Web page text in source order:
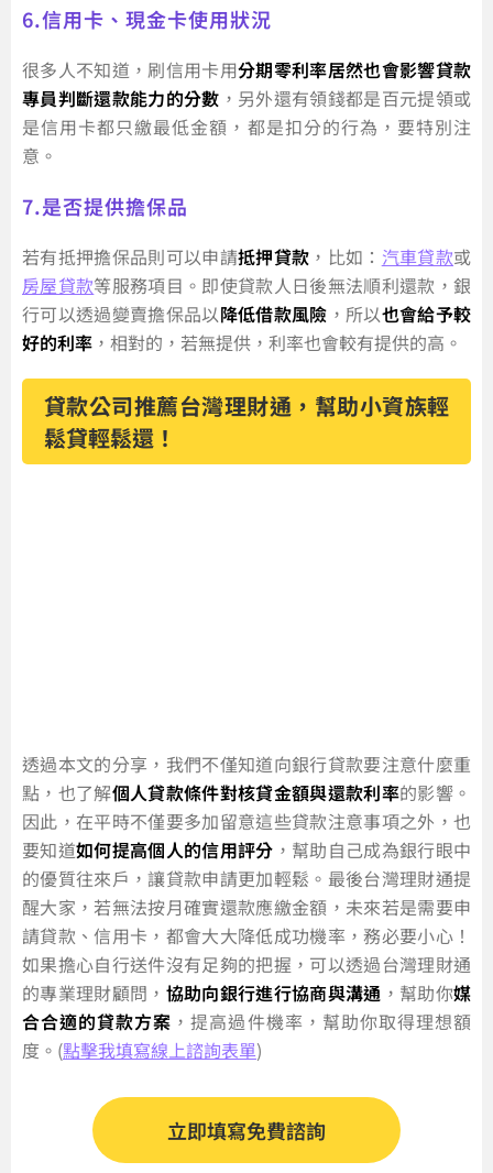
6.信用卡、現金卡使用狀況
很多人不知道，刷信用卡用分期零利率居然也會影響貸款
專員判斷還款能力的分數 ，另外還有領錢都是百元提領或
是信用卡都只繳最低金額，都是扣分的行為，要特別注
意。
7.是否提供擔保品
若有抵押擔保品則可以申請抵押貸款 ，比如： 汽車貸款或
房屋貸款等服務項目。即使貸款人日後無法順利還款，銀
行可以透過變賣擔保品以降低借款風險 ，所以也會給予較
好的利率 ，相對的，若無提供，利率也會較有提供的高。
貸款公司推薦台灣理財通，幫助小資族輕
鬆貸輕鬆還！
透過本文的分享，我們不僅知道向銀行貸款要注意什麼重
點，也了解個人貸款條件對核貸金額與還款利率的影響。
因此，在平時不僅要多加留意這些貸款注意事項之外，也
要知道如何提高個人的信用評分 ，幫助自己成為銀行眼中
的優質往來戶，讓貸款申請更加輕鬆。最後台灣理財通提
醒大家，若無法按月確實還款應繳金額，未來若是需要申
請貸款、信用卡，都會大大降低成功機率，務必要小心！
如果擔心自行送件沒有足夠的把握，可以透過台灣理財通
的專業理財顧問， 協助向銀行進行協商與溝通 ，幫助你媒
合合適的貸款方案 ，提高過件機率，幫助你取得理想額
度。(點擊我填寫線上諮詢表單)
立即填寫免費諮詢